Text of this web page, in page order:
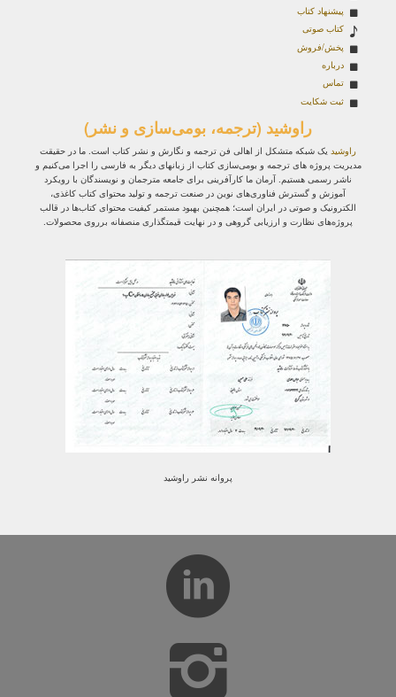
پیشنهاد کتاب
کتاب صوتی
پخش/فروش
درباره
تماس
ثبت شکایت
راوشید (ترجمه، بومی‌سازی و نشر)
راوشید یک شبکه متشکل از اهالی فن ترجمه و نگارش و نشر کتاب است. ما در حقیقت
مدیریت پروژه‌ های ترجمه و بومی‌سازی کتاب از زبانهای دیگر به فارسی را اجرا می‌کنیم و
ناشر رسمی هستیم. آرمان ما کارآفرینی برای جامعه مترجمان و نویسندگان با رویکرد
آموزش و گسترش فناوری‌های نوین در صنعت ترجمه و تولید محتوای کتاب کاغذی،
الکترونیک و صوتی در ایران است؛ همچنین بهبود مستمر کیفیت محتوای کتاب‌ها در قالب
پروژه‌های نظارت و ارزیابی گروهی و در نهایت قیمتگذاری منصفانه برروی محصولات.
پروانه نشر راوشید